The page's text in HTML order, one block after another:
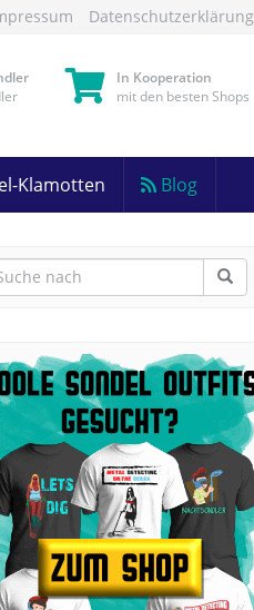
Datenschutzerklärung
In Kooperation
mit den besten Shops
Klamotten Blog